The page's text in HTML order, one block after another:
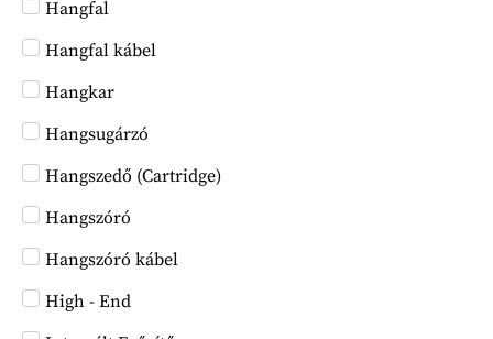
Hangfal
Hangfal kábel
Hangkar
Hangsugárzó
Hangszedő (Cartridge)
Hangszóró
Hangszóró kábel
High - End